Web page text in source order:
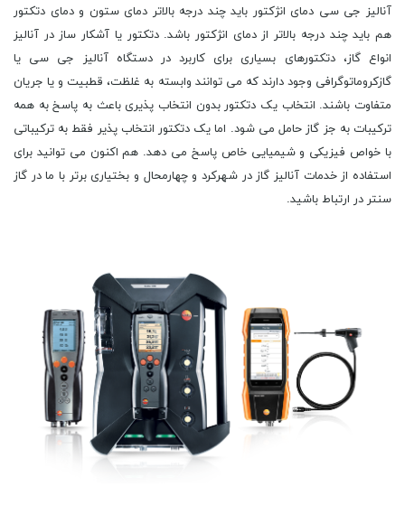
آنالیز جی سی دمای انژکتور باید چند درجه بالاتر دمای ستون و دمای دتکتور
هم باید چند درجه بالاتر از دمای انژکتور باشد. دتکتور یا آشکار ساز در آنالیز
انواع گاز، دتکتورهای بسیاری برای کاربرد در دستگاه آنالیز جی سی یا
گازکروماتوگرافی وجود دارند که می توانند وابسته به غلظت، قطبیت و یا جریان
متفاوت باشند. انتخاب یک دتکتور بدون انتخاب پذیری باعث به پاسخ به همه
ترکیبات به جز گاز حامل می شود. اما یک دتکتور انتخاب پذیر فقط به ترکیباتی
با خواص فیزیکی و شیمیایی خاص پاسخ می دهد. هم اکنون می توانید برای
استفاده از خدمات آنالیز گاز در شهرکرد و چهارمحال و بختیاری برتر با ما در گاز
سنتر در ارتباط باشید.